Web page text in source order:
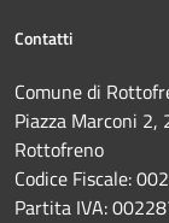
Contatti
Comune di
Piazza Marconi
Rottofreno
Codice Fiscale:
Partita IVA: